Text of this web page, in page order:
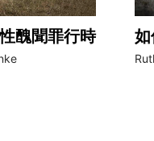
醜聞罪行時 如